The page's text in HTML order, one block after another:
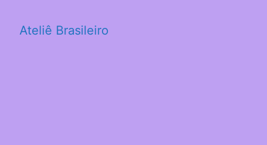
Ateliê Brasileiro